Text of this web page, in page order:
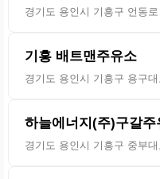
경기도 용인시 기흥구 언동
기흥 배트맨주유소
경기도 용인시 기흥구 용구
하늘에너지(주)구갈주
경기도 용인시 기흥구 중부